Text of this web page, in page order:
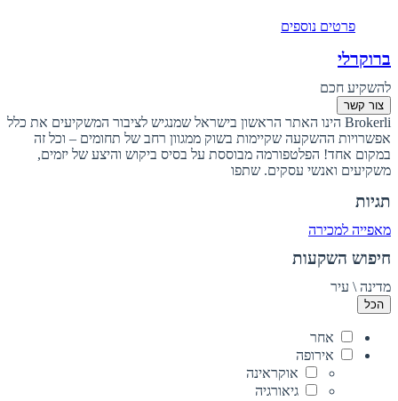
פרטים נוספים
ברוקרלי
להשקיע חכם
צור קשר
Brokerli הינו האתר הראשון בישראל שמנגיש לציבור המשקיעים את כלל
אפשרויות ההשקעה שקיימות בשוק ממגוון רחב של תחומים – וכל זה
במקום אחד! הפלטפורמה מבוססת על בסיס ביקוש והיצע של יזמים,
משקיעים ואנשי עסקים. שתפו
תגיות
מאפייה למכירה
חיפוש השקעות
מדינה \ עיר
הכל
אחר
אירופה
אוקראינה
גיאורגיה